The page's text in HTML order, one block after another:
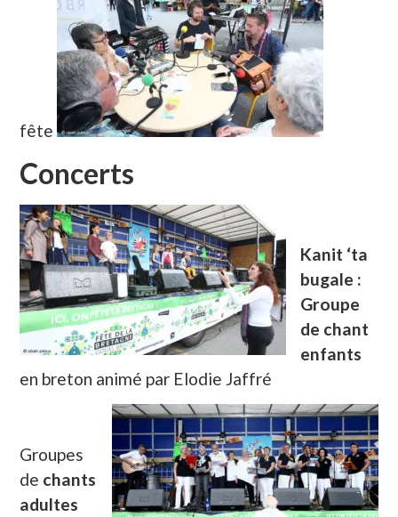
fête
Concerts
Kanit ‘ta
bugale :
Groupe
de chant
enfants
en breton animé par Elodie Jaffré
Groupes
de chants
adultes